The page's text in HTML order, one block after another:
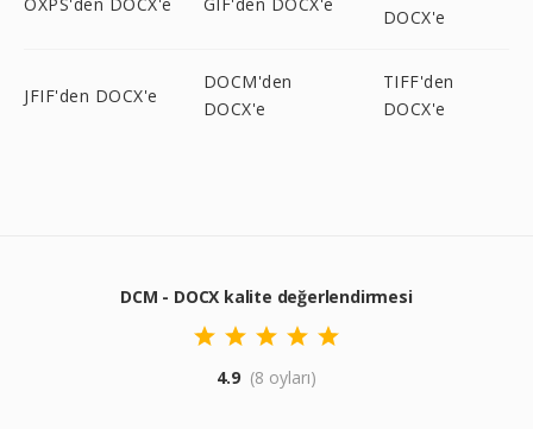
DOCX'e
JFIF'den DOCX'e
DOCM'den
DOCX'e
TIFF'den
DOCX'e
DCM - DOCX kalite değerlendirmesi
4.9 (8 oyları)